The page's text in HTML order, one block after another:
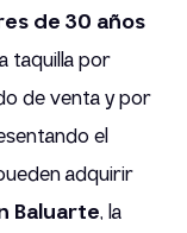
de 30 años
taquilla por
de venta y por
el
adquirir
Baluarte, la